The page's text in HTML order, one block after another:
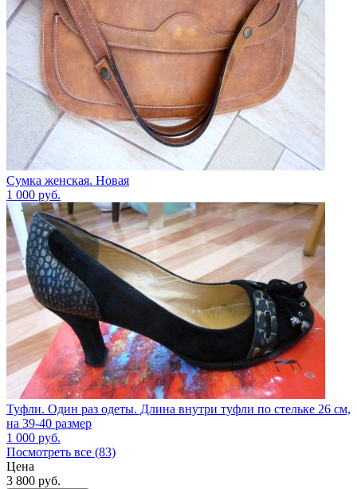
Сумка женская. Новая
1 000 руб.
Туфли. Один раз одеты. Длина внутри туфли по стельке 26 см,
на 39-40 размер
1 000 руб.
Посмотреть все (83)
Цена
3 800 руб.